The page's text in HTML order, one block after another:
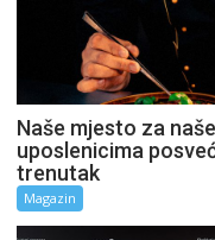
Naše mjesto za
uposlenicima
trenutak
Magazin